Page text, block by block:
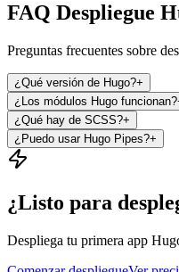
FAQ Despliegue
Preguntas frecuentes sobre
¿Qué versión de Hugo?+
¿Los módulos Hugo funcionan?
¿Qué hay de SCSS?+
¿Puedo usar Hugo Pipes?+
¿Listo para
Despliega tu primera app